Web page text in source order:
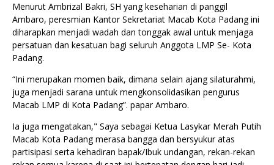
Menurut Ambrizal Bakri, SH yang keseharian di panggil
Ambaro, peresmian Kantor Sekretariat Macab Kota Padang ini
diharapkan menjadi wadah dan tonggak awal untuk menjaga
persatuan dan kesatuan bagi seluruh Anggota LMP Se- Kota
Padang.
“Ini merupakan momen baik, dimana selain ajang silaturahmi,
juga menjadi sarana untuk mengkonsolidasikan pengurus
Macab LMP di Kota Padang”. papar Ambaro.
Ia juga mengatakan," Saya sebagai Ketua Lasykar Merah Putih
Macab Kota Padang merasa bangga dan bersyukur atas
partisipasi serta kehadiran bapak/Ibuk undangan, rekan-rekan